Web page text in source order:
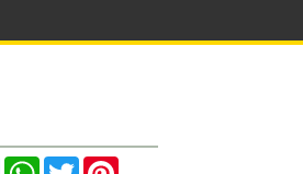
FacebookWhatsApp
Twitter